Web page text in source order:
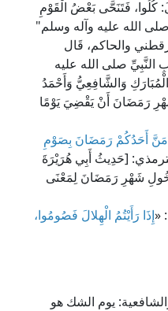
كُلُوا، فَتَنَحَّى بَعْضُ الْقَوْمِ
الله عليه وآله وسلم"
والحاكم، قَال
صلى الله عليه
وَالشَّافِعِيُّ وَأَحْمَدُ
رَمَضَانَ أَنْ يَقْضِيَ يَوْمًا
أَحَدُكُمْ رَمَضَانَ بِصَوْمِ
[حَدِيثُ أَبِي هُرَيْرَةَ
شَهْرِ رَمَضَانَ لِمَعْنَى
«إِذَا رَأَيْتُمُ الْهِلالَ فَصُومُوا،
يوم الشك هو